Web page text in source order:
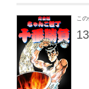
こ